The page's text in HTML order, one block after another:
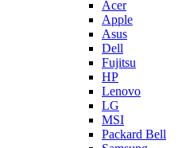
Acer
Apple
Asus
Dell
Fujitsu
HP
Lenovo
LG
MSI
Packard Bell